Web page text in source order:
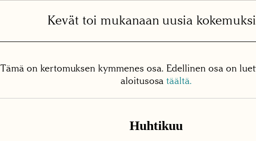
Kevät toi mukanaan uusia
Tämä on kertomuksen kymmenes osa. Edellinen osa on
aloitusosatäältä.
Huhtikuu